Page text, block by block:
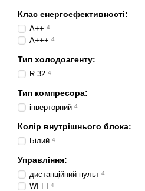
Клас енергоефективності:
A++ 4
A+++ 4
Тип холодоагенту:
R 32 4
Тип компресора:
інверторний 4
Колір внутрішнього блока:
Білий 4
Управління:
дистанційний пульт 4
WI FI 4